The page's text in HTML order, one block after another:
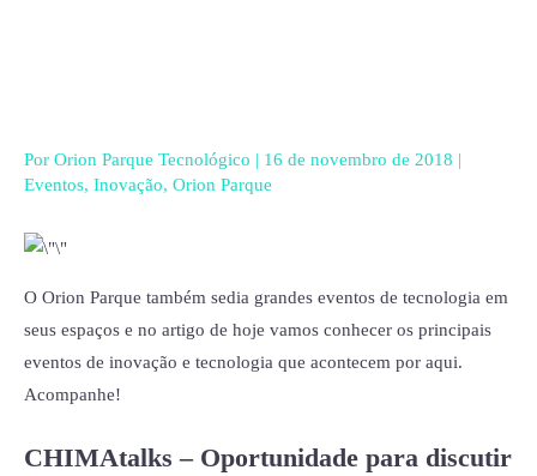
Por Orion Parque Tecnológico | 16 de novembro de 2018 |
Eventos, Inovação, Orion Parque
O Orion Parque também sedia grandes eventos de tecnologia em
seus espaços e no artigo de hoje vamos conhecer os principais
eventos de inovação e tecnologia que acontecem por aqui.
Acompanhe!
CHIMAtalks – Oportunidade para discutir